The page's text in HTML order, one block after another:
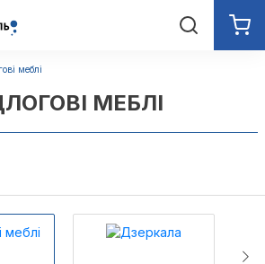
меблі
МЕБЛІ